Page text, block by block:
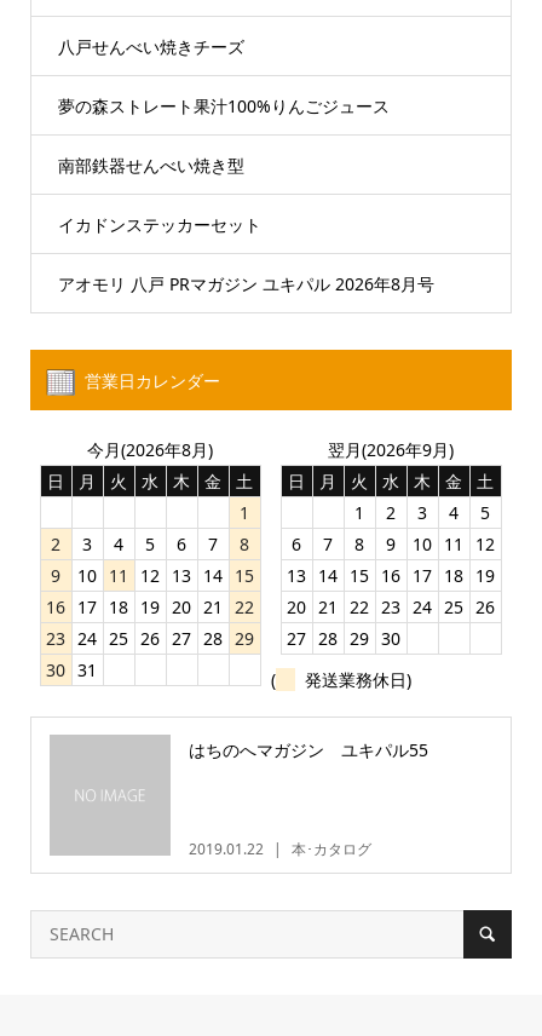
八戸せんべい焼きチーズ
夢の森ストレート果汁100%りんごジュース
南部鉄器せんべい焼き型
イカドンステッカーセット
アオモリ 八戸 PRマガジン ユキパル 2026年8月号
営業日カレンダー
今月(2026年8月)
日
月 火 水 木 金
土
1
2
3 4 5 6 7
8
9
10 11 12 13 14 15
16 17 18 19 20 21
22
23 24 25 26 27 28 29
30 31
翌月(2026年9月)
日
月 火 水 木 金
土
1
2 3 4
5
6
7 8 9 10 11
12
13 14 15 16 17 18 19
20 21 22 23 24 25 26
27 28 29 30
(
発送業務休日)
はちのへマガジン ユキパル55
2019.01.22 本･カタログ